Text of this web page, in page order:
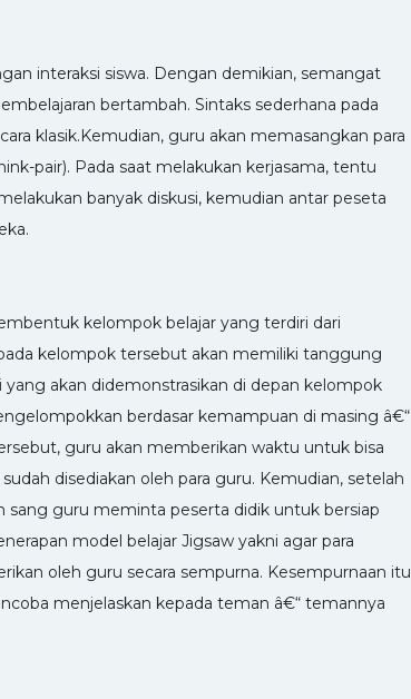
interaksi siswa. Dengan demikian, semangat
bertambah. Sintaks sederhana pada
klasik.Kemudian, guru akan memasangkan para
pair). Pada saat melakukan kerjasama, tentu
banyak diskusi, kemudian antar peseta
kelompok belajar yang terdiri dari
kelompok tersebut akan memiliki tanggung
akan didemonstrasikan di depan kelompok
berdasar kemampuan di masing â€“
guru akan memberikan waktu untuk bisa
disediakan oleh para guru. Kemudian, setelah
sang guru meminta peserta didik untuk bersiap
model belajar Jigsaw yakni agar para
oleh guru secara sempurna. Kesempurnaan itu
menjelaskan kepada teman â€“ temannya